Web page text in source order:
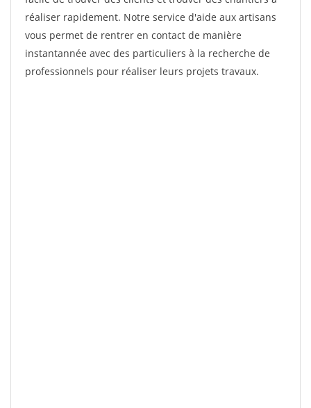
réaliser rapidement. Notre service d'aide aux artisans
vous permet de rentrer en contact de manière
instantannée avec des particuliers à la recherche de
professionnels pour réaliser leurs projets travaux.